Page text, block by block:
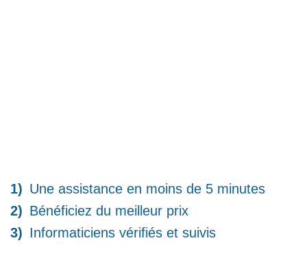
Une assistance en moins de 5 minutes
Bénéficiez du meilleur prix
Informaticiens vérifiés et suivis